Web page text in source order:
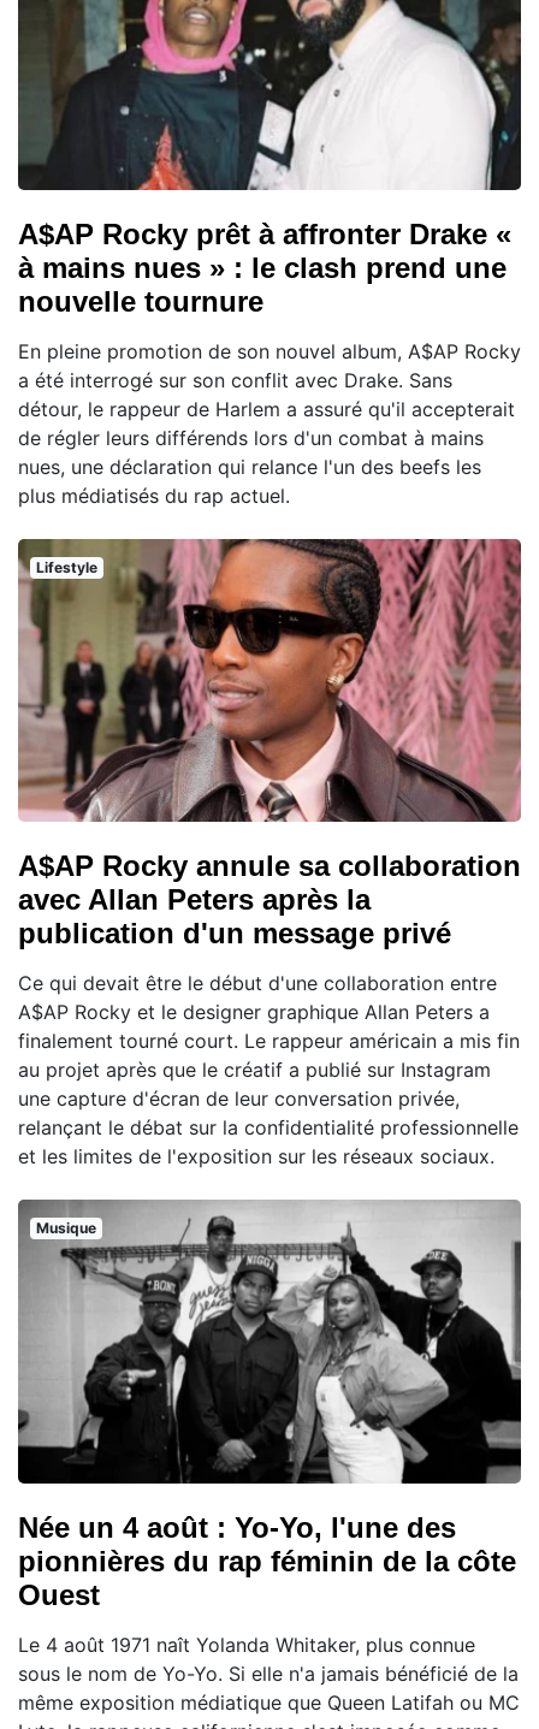
A$AP Rocky prêt à affronter Drake «
à mains nues » : le clash prend une
nouvelle tournure
En pleine promotion de son nouvel album, A$AP Rocky
a été interrogé sur son conflit avec Drake. Sans
détour, le rappeur de Harlem a assuré qu'il accepterait
de régler leurs différends lors d'un combat à mains
nues, une déclaration qui relance l'un des beefs les
plus médiatisés du rap actuel.
Lifestyle
A$AP Rocky annule sa collaboration
avec Allan Peters après la
publication d'un message privé
Ce qui devait être le début d'une collaboration entre
A$AP Rocky et le designer graphique Allan Peters a
finalement tourné court. Le rappeur américain a mis fin
au projet après que le créatif a publié sur Instagram
une capture d'écran de leur conversation privée,
relançant le débat sur la confidentialité professionnelle
et les limites de l'exposition sur les réseaux sociaux.
Musique
Née un 4 août : Yo-Yo, l'une des
pionnières du rap féminin de la côte
Ouest
Le 4 août 1971 naît Yolanda Whitaker, plus connue
sous le nom de Yo-Yo. Si elle n'a jamais bénéficié de la
même exposition médiatique que Queen Latifah ou MC